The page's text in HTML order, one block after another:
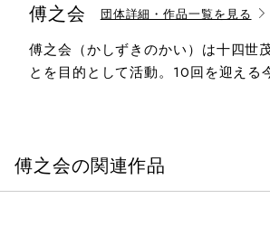
傅之会 団体詳細・作品一覧を見る
傅之会（かしずきのかい）は十四世
とを目的として活動。10回を迎え
傅之会の関連作品